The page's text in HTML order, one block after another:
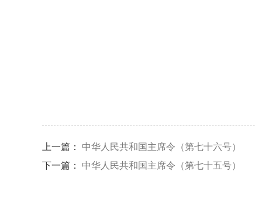
上一篇： 中华人民共和国主席令（第七十六号）
下一篇： 中华人民共和国主席令（第七十五号）